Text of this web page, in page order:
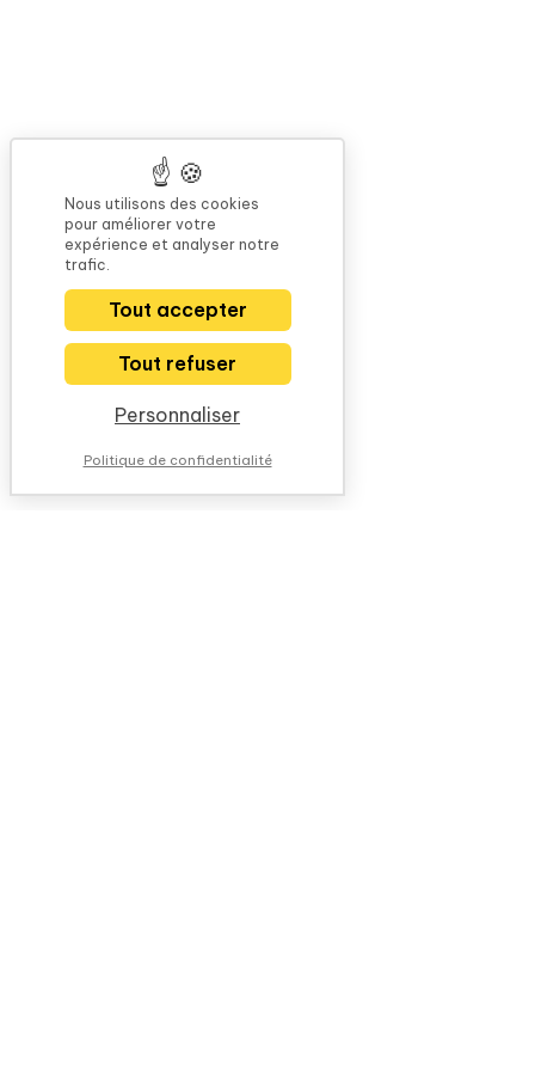
Nous utilisons des cookies
pour améliorer votre
expérience et analyser notre
trafic.
Tout accepter
Tout refuser
Personnaliser
Politique de confidentialité